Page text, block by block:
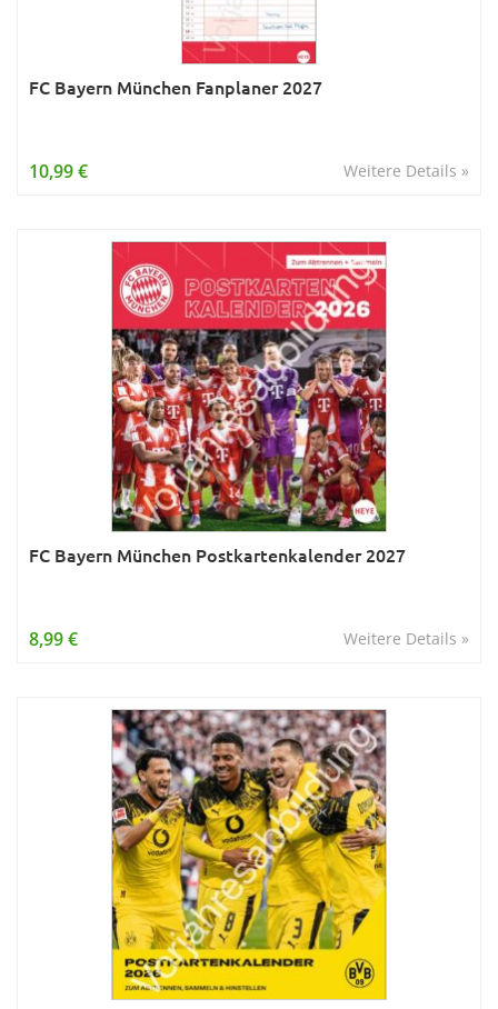
FC Bayern München Fanplaner 2027
Weitere Details »
10,99 €
FC Bayern München Postkartenkalender 2027
Weitere Details »
8,99 €